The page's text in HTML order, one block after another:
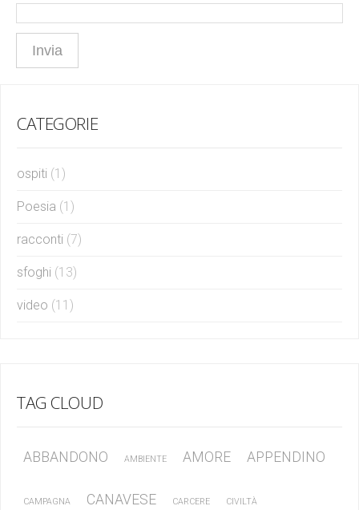
CATEGORIE
ospiti (1)
Poesia (1)
racconti (7)
sfoghi (13)
video (11)
TAG CLOUD
ABBANDONO AMBIENTE AMORE APPENDINO
CAMPAGNA CANAVESE CARCERE CIVILTÀ